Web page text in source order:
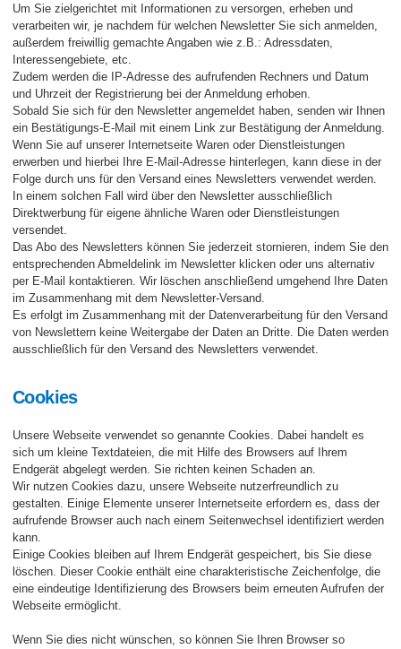
Um Sie zielgerichtet mit Informationen zu versorgen, erheben und
verarbeiten wir, je nachdem für welchen Newsletter Sie sich anmelden,
außerdem freiwillig gemachte Angaben wie z.B.: Adressdaten,
Interessengebiete, etc.
Zudem werden die IP-Adresse des aufrufenden Rechners und Datum
und Uhrzeit der Registrierung bei der Anmeldung erhoben.
Sobald Sie sich für den Newsletter angemeldet haben, senden wir Ihnen
ein Bestätigungs-E-Mail mit einem Link zur Bestätigung der Anmeldung.
Wenn Sie auf unserer Internetseite Waren oder Dienstleistungen
erwerben und hierbei Ihre E-Mail-Adresse hinterlegen, kann diese in der
Folge durch uns für den Versand eines Newsletters verwendet werden.
In einem solchen Fall wird über den Newsletter ausschließlich
Direktwerbung für eigene ähnliche Waren oder Dienstleistungen
versendet.
Das Abo des Newsletters können Sie jederzeit stornieren, indem Sie den
entsprechenden Abmeldelink im Newsletter klicken oder uns alternativ
per E-Mail kontaktieren. Wir löschen anschließend umgehend Ihre Daten
im Zusammenhang mit dem Newsletter-Versand.
Es erfolgt im Zusammenhang mit der Datenverarbeitung für den Versand
von Newslettern keine Weitergabe der Daten an Dritte. Die Daten werden
ausschließlich für den Versand des Newsletters verwendet.
Cookies
Unsere Webseite verwendet so genannte Cookies. Dabei handelt es
sich um kleine Textdateien, die mit Hilfe des Browsers auf Ihrem
Endgerät abgelegt werden. Sie richten keinen Schaden an.
Wir nutzen Cookies dazu, unsere Webseite nutzerfreundlich zu
gestalten. Einige Elemente unserer Internetseite erfordern es, dass der
aufrufende Browser auch nach einem Seitenwechsel identifiziert werden
kann.
Einige Cookies bleiben auf Ihrem Endgerät gespeichert, bis Sie diese
löschen. Dieser Cookie enthält eine charakteristische Zeichenfolge, die
eine eindeutige Identifizierung des Browsers beim erneuten Aufrufen der
Webseite ermöglicht.
Wenn Sie dies nicht wünschen, so können Sie Ihren Browser so